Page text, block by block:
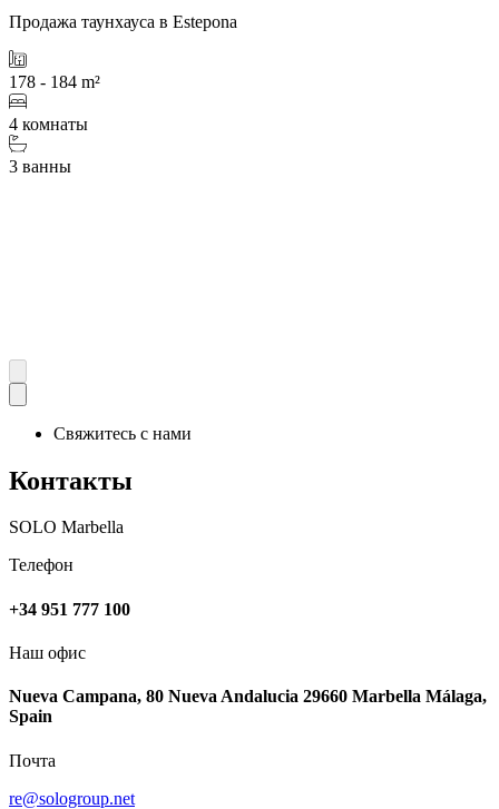
Продажа таунхауса в Estepona
178 - 184 m²
4 комнаты
3 ванны
Свяжитесь с нами
Контакты
SOLO Marbella
Телефон
+34 951 777 100
Наш офис
Nueva Campana, 80 Nueva Andalucia 29660 Marbella Málaga,
Spain
Почта
re@sologroup.net